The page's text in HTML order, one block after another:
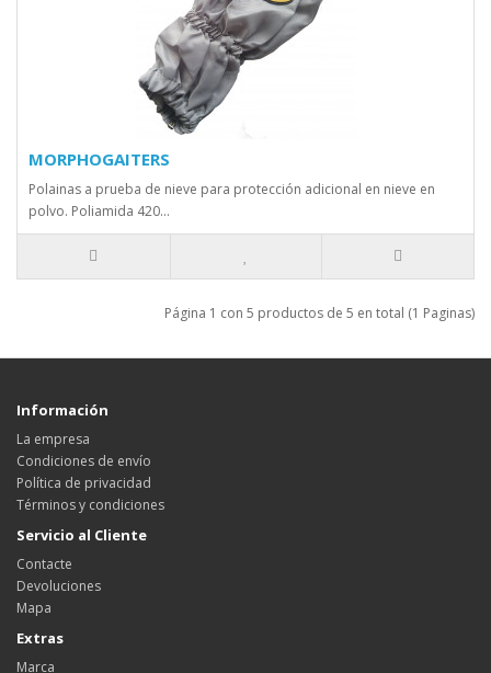
MORPHOGAITERS
Polainas a prueba de nieve para protección adicional en nieve en
polvo. Poliamida 420...
Página 1 con 5 productos de 5 en total (1 Paginas)
Información
La empresa
Condiciones de envío
Política de privacidad
Términos y condiciones
Servicio al Cliente
Contacte
Devoluciones
Mapa
Extras
Marca